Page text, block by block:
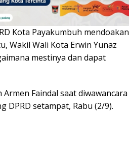
Kota Payakumbuh mendoakan
Wakil Wali Kota Erwin Yunaz
mestinya dan dapat
Faindal saat diwawancara
DPRD setampat, Rabu (2/9).